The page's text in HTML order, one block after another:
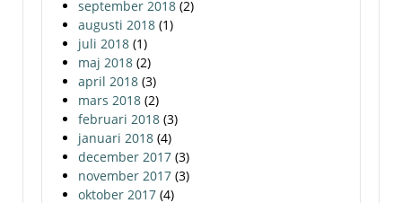
september 2018 (2)
augusti 2018 (1)
juli 2018 (1)
maj 2018 (2)
april 2018 (3)
mars 2018 (2)
februari 2018 (3)
januari 2018 (4)
december 2017 (3)
november 2017 (3)
oktober 2017 (4)